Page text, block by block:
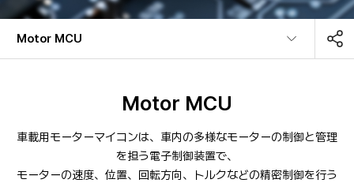
Sustainability
おすすめの検索キーワード
#DDI
#MCU
最近の検索キーワード
Motor MCU​
Motor MCU
車載用モーターマイコンは、車内の多様なモーターの制御と管理
を担う電子制御装置で、
モーターの速度、位置、回転方向、トルクなどの精密制御を行う